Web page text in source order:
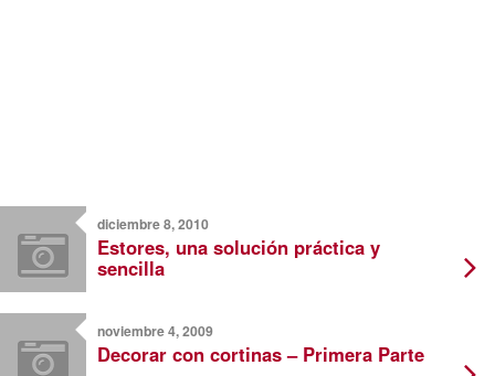
diciembre 8, 2010
Estores, una solución práctica y
sencilla
noviembre 4, 2009
Decorar con cortinas – Primera Parte